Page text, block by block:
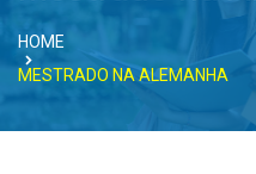
HOME
MESTRADO NA ALEMANHA